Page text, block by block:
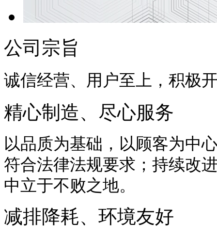
公司宗旨
诚信经营、用户至上，积极
精心制造、尽心服务
以品质为基础，以顾客为中
符合法律法规要求；持续改
中立于不败之地。
减排降耗、环境友好